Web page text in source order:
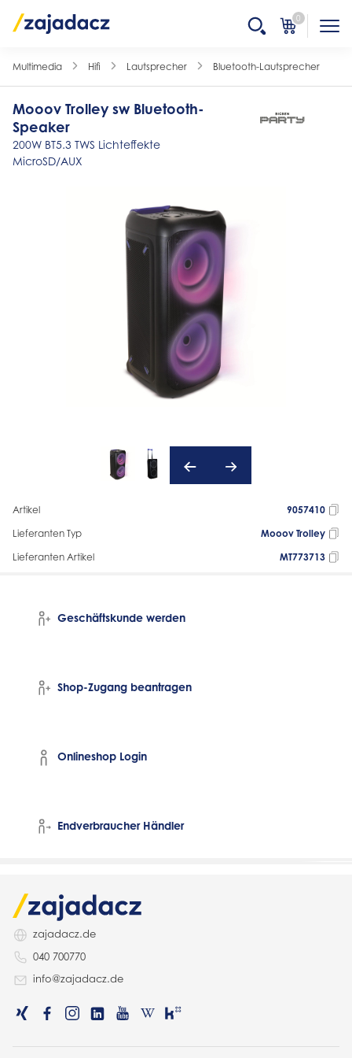
0
Multimedia Hifi Lautsprecher Bluetooth-Lautsprecher
Mooov Trolley sw Bluetooth-
Speaker
200W BT5.3 TWS Lichteffekte
MicroSD/AUX
Artikel
9057410
Lieferanten Typ
Mooov Trolley
Lieferanten Artikel
MT773713
Geschäftskunde werden
Shop-Zugang beantragen
Onlineshop Login
Endverbraucher Händler
zajadacz.de
040 700770
info@zajadacz.de